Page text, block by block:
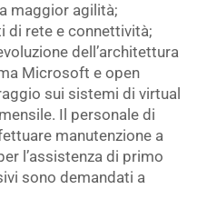
maggior agilità;
di rete e connettività;
dell’architettura
Microsoft e open
sui sistemi di virtual
Il personale di
manutenzione a
l’assistenza di primo
sono demandati a